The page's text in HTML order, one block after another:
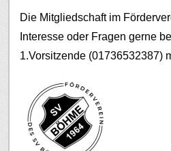
Die Mitgliedschaft im
Interesse oder Fragen gerne
1.Vorsitzende (01736532387)